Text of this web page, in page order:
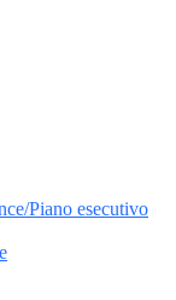
Piano esecutivo